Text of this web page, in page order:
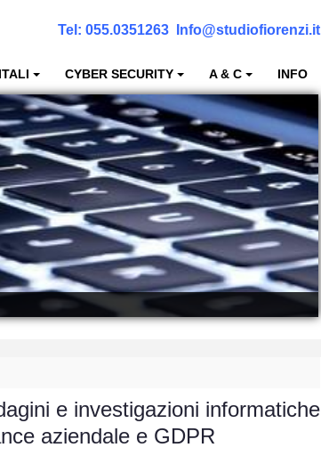
Tel: 055.0351263 Info@studiofiorenzi.it
CYBER SECURITY A & C INFO
e investigazioni informatiche
aziendale e GDPR